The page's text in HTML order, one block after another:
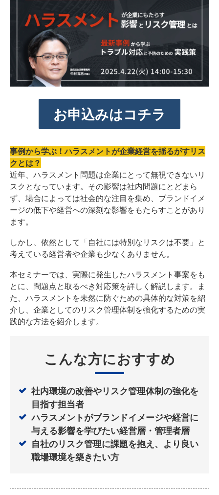
お申込みはコチラ
事例から学ぶ！ハラスメントが企業経営を揺るがすリス
クとは？
近年、ハラスメント問題は企業にとって無視できないリ
スクとなっています。その影響は社内問題にとどまら
ず、場合によっては社会的な注目を集め、ブランドイメ
ージの低下や経営への深刻な影響をもたらすことがあり
ます。
しかし、依然として「自社には特別なリスクは不要」と
考えている経営者や企業も少なくありません。
本セミナーでは、実際に発生したハラスメント事案をも
とに、問題点と取るべき対応策を詳しく解説します。ま
た、ハラスメントを未然に防ぐための具体的な対策を紹
介し、企業としてのリスク管理体制を強化するための実
践的な方法を紹介します。
こんな方におすすめ
社内環境の改善やリスク管理体制の強化を
目指す担当者
ハラスメントがブランドイメージや経営に
与える影響を学びたい経営層・管理者層
自社のリスク管理に課題を抱え、より良い
職場環境を築きたい方